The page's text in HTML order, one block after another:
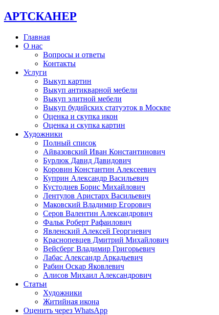
АРТСКАНЕР
Главная
О нас
Вопросы и ответы
Контакты
Услуги
Выкуп картин
Выкуп антикварной мебели
Выкуп элитной мебели
Выкуп будийских статуэток в Москве
Оценка и скупка икон
Оценка и скупка картин
Художники
Полный список
Айвазовский Иван Константинович
Бурлюк Давид Давидович
Коровин Константин Алексеевич
Куприн Александр Васильевич
Кустодиев Борис Михайлович
Лентулов Аристарх Васильевич
Маковский Владимир Егорович
Серов Валентин Александрович
Фальк Роберт Рафаилович
Явленский Алексей Георгиевич
Краснопевцев Дмитрий Михайлович
Вейсберг Владимир Григорьевич
Лабас Александр Аркадьевич
Рабин Оскар Яковлевич
Алисов Михаил Александрович
Статьи
Художники
Житийная икона
Оценить через WhatsApp